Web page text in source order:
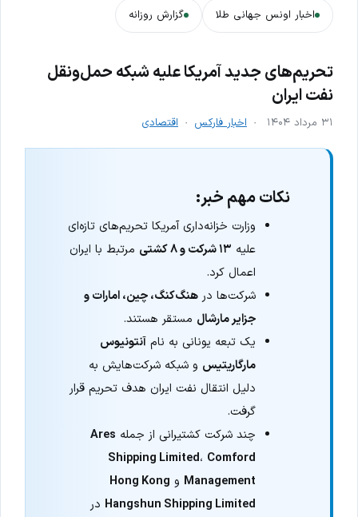
اخبار اونس جهانی طلا گزارش روزانه
تحریم‌های جدید آمریکا علیه شبکه حمل‌ونقل
نفت ایران
۳۱ مرداد ۱۴۰۴ اخبار فارکس اقتصادی
نکات مهم خبر:
وزارت خزانه‌داری آمریکا تحریم‌های تازه‌ای
علیه ۱۳ شرکت و ۸ کشتی
مرتبط با ایران
اعمال کرد.
شرکت‌ها درهنگ‌کنگ، چین، امارات و
جزایر مارشال مستقر هستند.
یک تبعه یونانی به نامآنتونیوس
مارگاریتیس و شبکه شرکت‌هایش به
دلیل انتقال نفت ایران هدف تحریم قرار
گرفت.
چند شرکت کشتیرانی از جمله Ares
Shipping Limited، Comford
Management و Hong Kong
Hangshun Shipping Limited در